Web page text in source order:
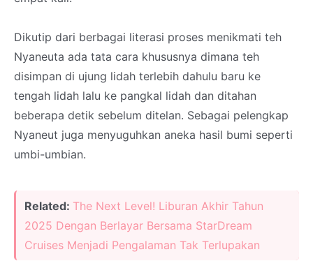
Dikutip dari berbagai literasi proses menikmati teh
Nyaneuta ada tata cara khususnya dimana teh
disimpan di ujung lidah terlebih dahulu baru ke
tengah lidah lalu ke pangkal lidah dan ditahan
beberapa detik sebelum ditelan. Sebagai pelengkap
Nyaneut juga menyuguhkan aneka hasil bumi seperti
umbi-umbian.
Related: The Next Level! Liburan Akhir Tahun
2025 Dengan Berlayar Bersama StarDream
Cruises Menjadi Pengalaman Tak Terlupakan